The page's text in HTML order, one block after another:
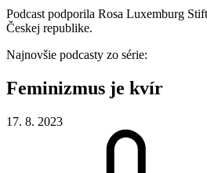
Podcast podporila Rosa Luxemburg
Českej republike.
Najnovšie podcasty zo série:
Feminizmus je kvír
17. 8. 2023